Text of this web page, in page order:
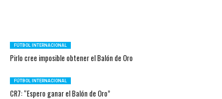
FÚTBOL INTERNACIONAL
Pirlo cree imposible obtener el Balón de Oro
FÚTBOL INTERNACIONAL
CR7: “Espero ganar el Balón de Oro”